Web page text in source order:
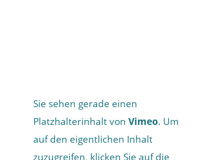
Sie sehen gerade einen
Platzhalterinhalt von Vimeo. Um
auf den eigentlichen Inhalt
zuzugreifen, klicken Sie auf die